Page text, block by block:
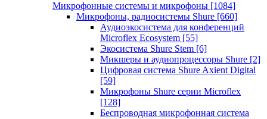
Микрофонные системы и микрофоны [1084]
Микрофоны, радиосистемы Shure [660]
Аудиоэкосистема для конференций
Microflex Ecosystem [55]
Экосистема Shure Stem [6]
Микшеры и аудиопроцессоры Shure [2]
Цифровая система Shure Axient Digital
[59]
Микрофоны Shure серии Microflex
[128]
Беспроводная микрофонная система